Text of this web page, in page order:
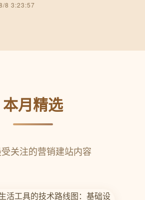
8 3:23:57
本月精选
关注的营销建站内容